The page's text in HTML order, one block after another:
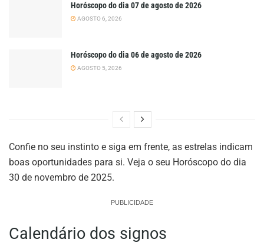
Horóscopo do dia 07 de agosto de 2026
AGOSTO 6, 2026
Horóscopo do dia 06 de agosto de 2026
AGOSTO 5, 2026
Confie no seu instinto e siga em frente, as estrelas indicam
boas oportunidades para si. Veja o seu Horóscopo do dia
30 de novembro de 2025.
PUBLICIDADE
Calendário dos signos